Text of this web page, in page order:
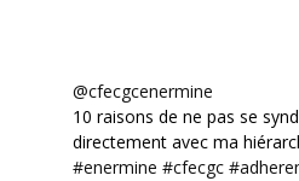
@cfecgcenermine
10 raisons de ne pas se
directement avec ma
#enermine #cfecgc